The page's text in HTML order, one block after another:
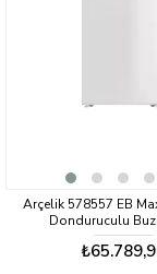
Arçelik 578557 EB
Donduruculu